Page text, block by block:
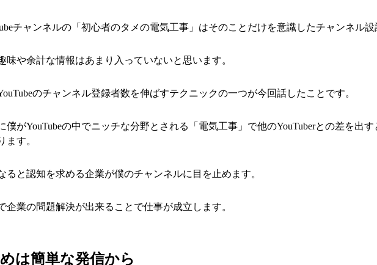
チャンネルの「初心者のタメの電気工事」はそのことだけを意識したチャンネル
味や余計な情報はあまり入っていないと思います。
のチャンネル登録者数を伸ばすテクニックの一つが今回話したことです。
僕がYouTubeの中でニッチな分野とされる「電気工事」で他のYouTuberとの差を出
ます。
ると認知を求める企業が僕のチャンネルに目を止めます。
企業の問題解決が出来ることで仕事が成立します。
は簡単な発信から